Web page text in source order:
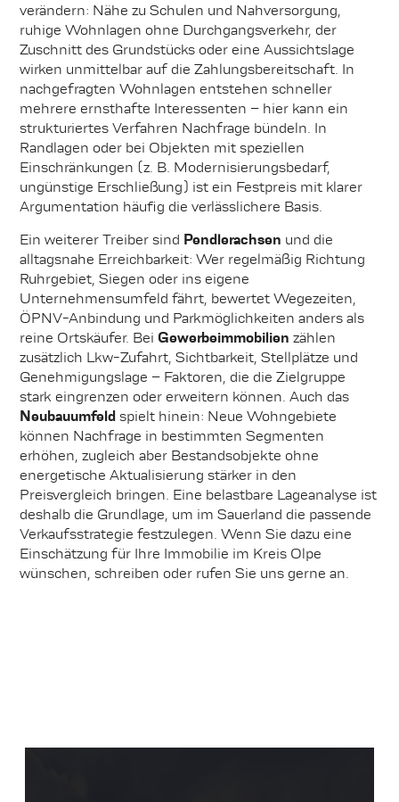
verändern: Nähe zu Schulen und Nahversorgung,
ruhige Wohnlagen ohne Durchgangsverkehr, der
Zuschnitt des Grundstücks oder eine Aussichtslage
wirken unmittelbar auf die Zahlungsbereitschaft. In
nachgefragten Wohnlagen entstehen schneller
mehrere ernsthafte Interessenten – hier kann ein
strukturiertes Verfahren Nachfrage bündeln. In
Randlagen oder bei Objekten mit speziellen
Einschränkungen (z. B. Modernisierungsbedarf,
ungünstige Erschließung) ist ein Festpreis mit klarer
Argumentation häufig die verlässlichere Basis.
Ein weiterer Treiber sind Pendlerachsen und die
alltagsnahe Erreichbarkeit: Wer regelmäßig Richtung
Ruhrgebiet, Siegen oder ins eigene
Unternehmensumfeld fährt, bewertet Wegezeiten,
ÖPNV-Anbindung und Parkmöglichkeiten anders als
reine Ortskäufer. BeiGewerbeimmobilien zählen
zusätzlich Lkw-Zufahrt, Sichtbarkeit, Stellplätze und
Genehmigungslage – Faktoren, die die Zielgruppe
stark eingrenzen oder erweitern können. Auch das
Neubauumfeld spielt hinein: Neue Wohngebiete
können Nachfrage in bestimmten Segmenten
erhöhen, zugleich aber Bestandsobjekte ohne
energetische Aktualisierung stärker in den
Preisvergleich bringen. Eine belastbare Lageanalyse ist
deshalb die Grundlage, um im Sauerland die passende
Verkaufsstrategie festzulegen. Wenn Sie dazu eine
Einschätzung für Ihre Immobilie im Kreis Olpe
wünschen, schreiben oder rufen Sie uns gerne an.